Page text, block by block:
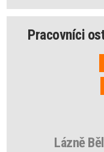
Pracovníci
Lázně